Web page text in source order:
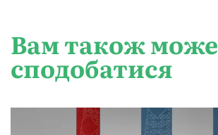
Вам також може
сподобатися